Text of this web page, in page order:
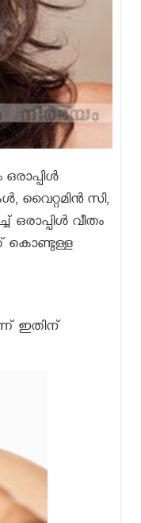
വൈറ്റമിന്‍ സി,
വീതം
കൊണ്ടുള്ള
ഇതിന്‌